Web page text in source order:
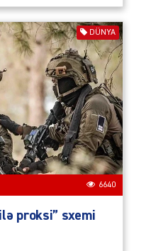
DÜNYA
6640
proksi” sxemi